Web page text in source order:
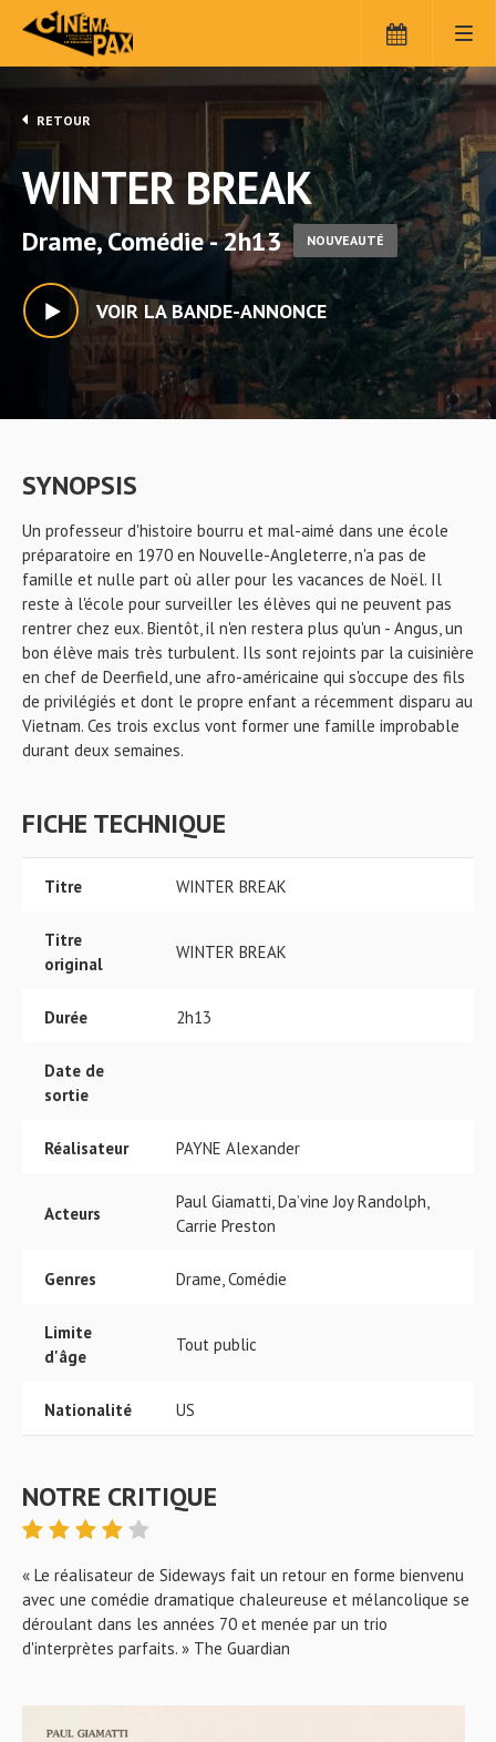
RETOUR
WINTER BREAK
Drame, Comédie - 2h13 NOUVEAUTÉ
VOIR LA BANDE-ANNONCE
SYNOPSIS
Un professeur d'histoire bourru et mal-aimé dans une école
préparatoire en 1970 en Nouvelle-Angleterre, n'a pas de
famille et nulle part où aller pour les vacances de Noël. Il
reste à l'école pour surveiller les élèves qui ne peuvent pas
rentrer chez eux. Bientôt, il n'en restera plus qu'un - Angus, un
bon élève mais très turbulent. Ils sont rejoints par la cuisinière
en chef de Deerfield, une afro-américaine qui s'occupe des fils
de privilégiés et dont le propre enfant a récemment disparu au
Vietnam. Ces trois exclus vont former une famille improbable
durant deux semaines.
FICHE TECHNIQUE
Titre WINTER BREAK
Titre
original
WINTER BREAK
Durée 2h13
Date de
sortie
Réalisateur PAYNE Alexander
Acteurs
Paul Giamatti, Da’vine Joy Randolph,
Carrie Preston
Genres Drame, Comédie
Limite
d'âge
Tout public
Nationalité US
NOTRE CRITIQUE
« Le réalisateur de Sideways fait un retour en forme bienvenu
avec une comédie dramatique chaleureuse et mélancolique se
déroulant dans les années 70 et menée par un trio
d'interprètes parfaits. » The Guardian